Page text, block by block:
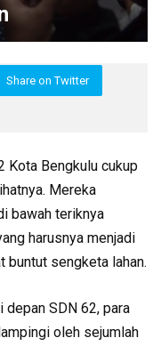
Share on Twitter
Kota Bengkulu cukup
Mereka
bawah teriknya
harusnya menjadi
sengketa lahan.
depan SDN 62, para
oleh sejumlah